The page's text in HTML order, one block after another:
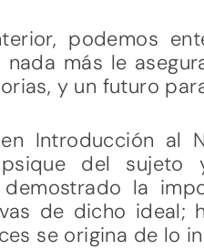
podemos
nada más le
y un futuro
Introducción al
del
la
de dicho ideal;
se origina de lo